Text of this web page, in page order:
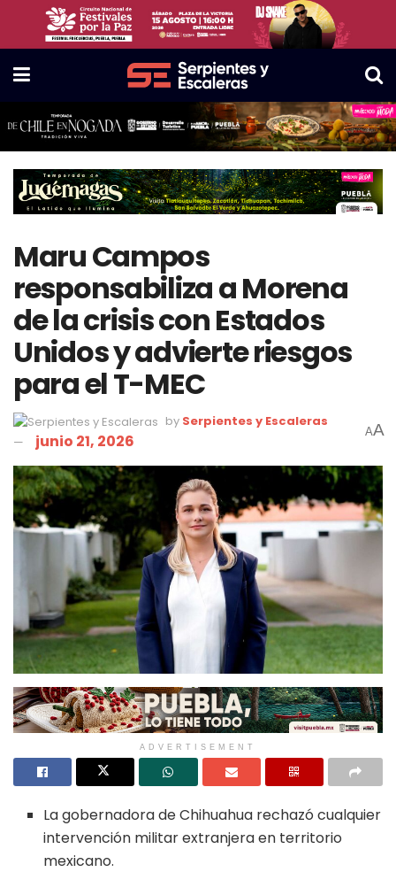
Maru Campos
responsabiliza a Morena
de la crisis con Estados
Unidos y advierte riesgos
para el T-MEC
by Serpientes y Escaleras
junio 21, 2026 AA
ADVERTISEMENT
La gobernadora de Chihuahua rechazó cualquier
intervención militar extranjera en territorio
mexicano.